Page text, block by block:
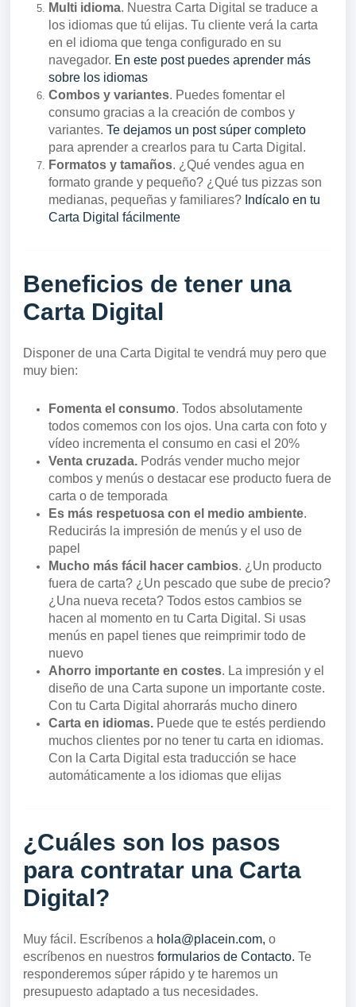
Multi idioma. Nuestra Carta Digital se traduce a
los idiomas que tú elijas. Tu cliente verá la carta
en el idioma que tenga configurado en su
navegador. En este post puedes aprender más
sobre los idiomas
Combos y variantes. Puedes fomentar el
consumo gracias a la creación de combos y
variantes. Te dejamos un post súper completo
para aprender a crearlos para tu Carta Digital.
Formatos y tamaños. ¿Qué vendes agua en
formato grande y pequeño? ¿Qué tus pizzas son
medianas, pequeñas y familiares? Indícalo en tu
Carta Digital fácilmente
Beneficios de tener una
Carta Digital
Disponer de una Carta Digital te vendrá muy pero que
muy bien:
Fomenta el consumo. Todos absolutamente
todos comemos con los ojos. Una carta con foto y
vídeo incrementa el consumo en casi el 20%
Venta cruzada. Podrás vender mucho mejor
combos y menús o destacar ese producto fuera de
carta o de temporada
Es más respetuosa con el medio ambiente.
Reducirás la impresión de menús y el uso de
papel
Mucho más fácil hacer cambios. ¿Un producto
fuera de carta? ¿Un pescado que sube de precio?
¿Una nueva receta? Todos estos cambios se
hacen al momento en tu Carta Digital. Si usas
menús en papel tienes que reimprimir todo de
nuevo
Ahorro importante en costes. La impresión y el
diseño de una Carta supone un importante coste.
Con tu Carta Digital ahorrarás mucho dinero
Carta en idiomas. Puede que te estés perdiendo
muchos clientes por no tener tu carta en idiomas.
Con la Carta Digital esta traducción se hace
automáticamente a los idiomas que elijas
¿Cuáles son los pasos
para contratar una Carta
Digital?
Muy fácil. Escríbenos a hola@placein.com, o
escríbenos en nuestros formularios de Contacto. Te
responderemos súper rápido y te haremos un
presupuesto adaptado a tus necesidades.